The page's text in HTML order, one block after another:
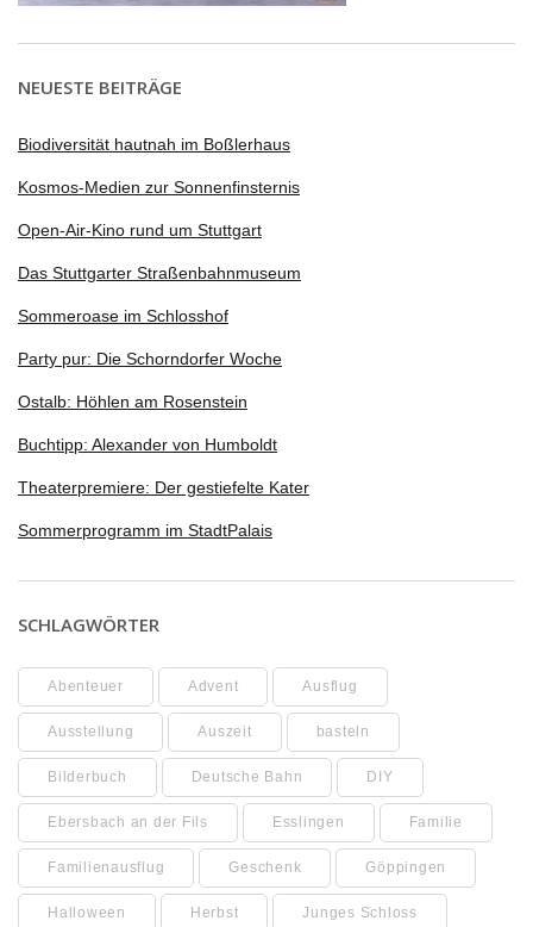
NEUESTE BEITRÄGE
Biodiversität hautnah im Boßlerhaus
Kosmos-Medien zur Sonnenfinsternis
Open-Air-Kino rund um Stuttgart
Das Stuttgarter Straßenbahnmuseum
Sommeroase im Schlosshof
Party pur: Die Schorndorfer Woche
Ostalb: Höhlen am Rosenstein
Buchtipp: Alexander von Humboldt
Theaterpremiere: Der gestiefelte Kater
Sommerprogramm im StadtPalais
SCHLAGWÖRTER
Abenteuer Advent Ausflug
Ausstellung Auszeit basteln
Bilderbuch Deutsche Bahn DIY
Ebersbach an der Fils Esslingen Familie
Familienausflug Geschenk Göppingen
Halloween Herbst Junges Schloss